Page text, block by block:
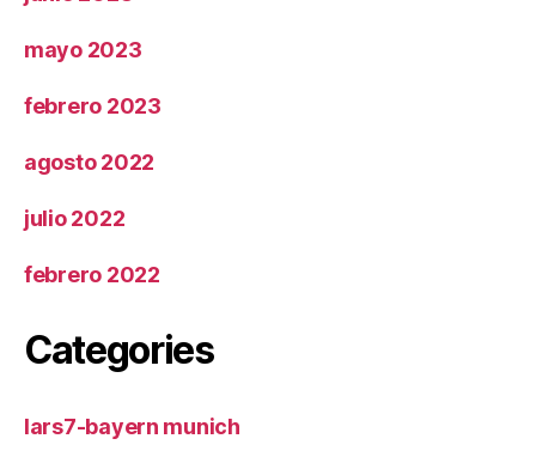
mayo 2023
febrero 2023
agosto 2022
julio 2022
febrero 2022
Categories
lars7-bayern munich